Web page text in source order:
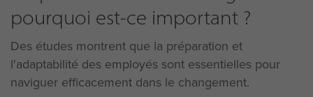
pourquoi est-ce important ?
Des études montrent que la préparation et
l'adaptabilité des employés sont essentielles pour
naviguer efficacement dans le changement.